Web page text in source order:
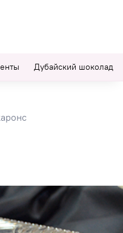
Дубайский шоколад